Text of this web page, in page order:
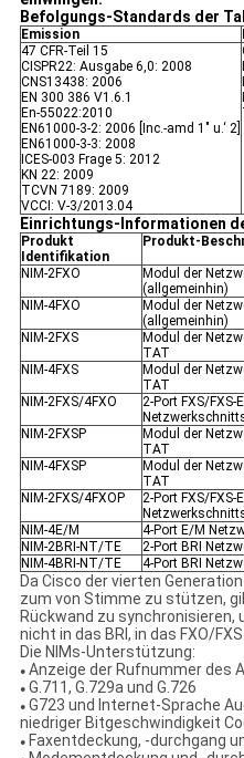
Befolgungs-Standards der
Emission
47 CFR-Teil 15
CISPR22: Ausgabe 6,0: 2008
CNS13438: 2006
EN 300 386 V1.6.1
En-55022:2010
EN61000-3-2: 2006 [Inc.-amd 1" u.‘ 2]
EN61000-3-3: 2008
ICES-003 Frage 5: 2012
KN 22: 2009
TCVN 7189: 2009
VCCI: V-3/2013.04
Einrichtungs-Informationen
Produkt
Identifikation
Produkt-
NIM-2FXO
Modul der
(allgemeinhin)
NIM-4FXO
Modul der
(allgemeinhin)
NIM-2FXS
Modul der
TAT
NIM-4FXS
Modul der
TAT
NIM-2FXS/4FXO
2-Port FXS/FXS-
NIM-2FXSP
Modul der
TAT
NIM-4FXSP
Modul der
TAT
NIM-2FXS/4FXOP
2-Port FXS/FXS-
NIM-4E/M
4-Port E/M
NIM-2BRI-NT/TE
2-Port BRI
NIM-4BRI-NT/TE
4-Port BRI
Da Cisco der vierten
zum von Stimme zu stützen,
Rückwand zu synchronisieren,
nicht in das BRI, in das FXO/
Die NIMs-Unterstützung:
●Anzeige der Rufnummer des
●G.711, G.729a und G.726
●G723 und Internet-Sprache
niedriger Bitgeschwindigkeit
●Faxentdeckung, -durchgang